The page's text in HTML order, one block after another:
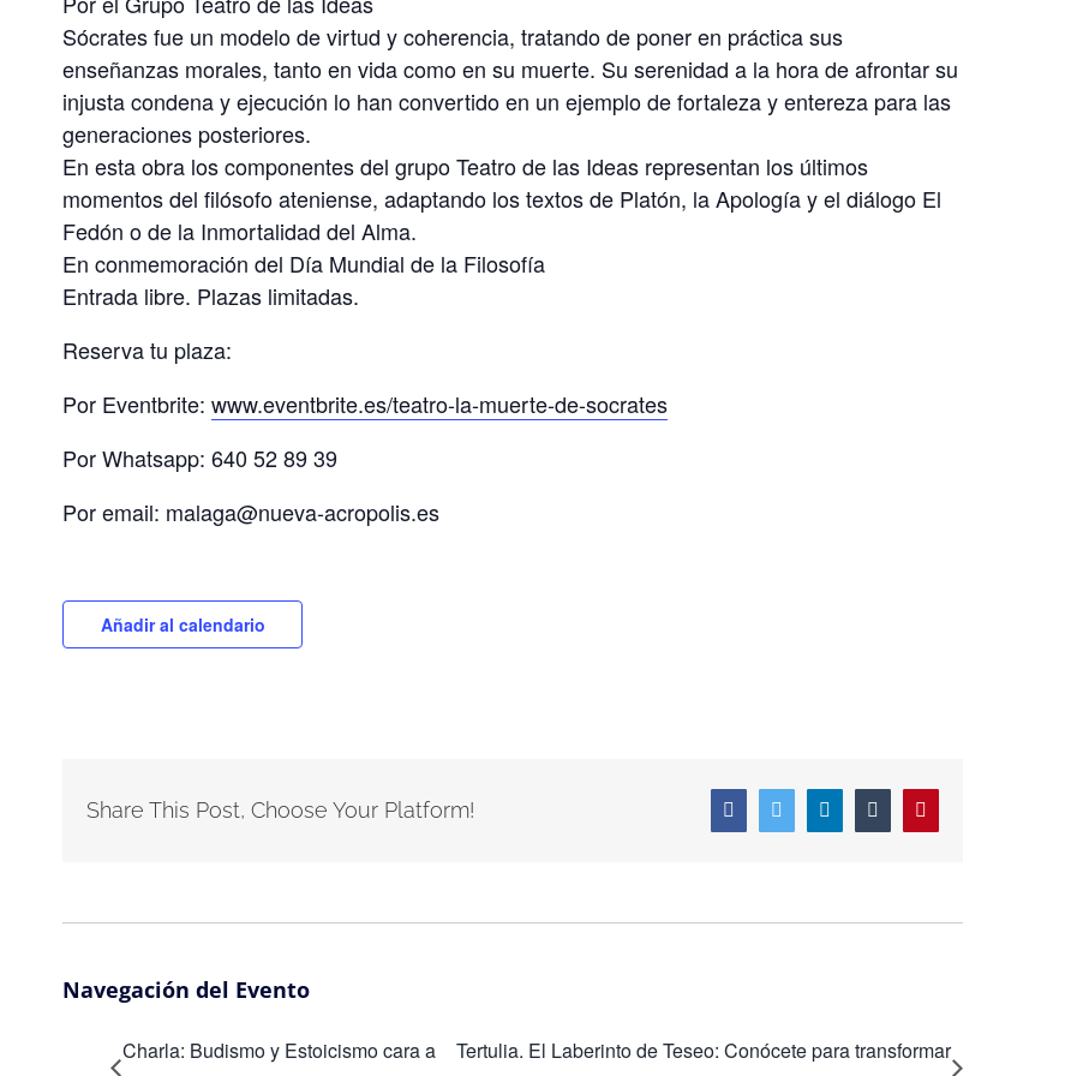
Sócrates fue un modelo de virtud y coherencia, tratando de poner en práctica sus
enseñanzas morales, tanto en vida como en su muerte. Su serenidad a la hora de afrontar su
injusta condena y ejecución lo han convertido en un ejemplo de fortaleza y entereza para las
generaciones posteriores.
En esta obra los componentes del grupo Teatro de las Ideas representan los últimos
momentos del filósofo ateniense, adaptando los textos de Platón, la Apología y el diálogo El
Fedón o de la Inmortalidad del Alma.
En conmemoración del Día Mundial de la Filosofía
Entrada libre. Plazas limitadas.
Reserva tu plaza:
Por Eventbrite: www.eventbrite.es/teatro-la-muerte-de-socrates
Por Whatsapp: 640 52 89 39
Por email: malaga@nueva-acropolis.es
Añadir al calendario
Share This Post, Choose Your Platform! FacebookTwitter LinkedInTumblr
Navegación del Evento
Charla: Budismo y Estoicismo cara a
Tertulia. El Laberinto de Teseo: Conócete para transformar